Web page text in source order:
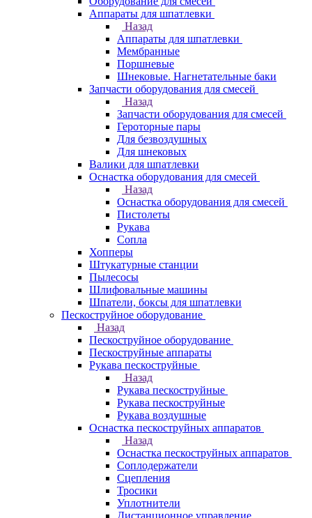
Аппараты для шпатлевки
Назад
Аппараты для шпатлевки
Мембранные
Поршневые
Шнековые. Нагнетательные баки
Запчасти оборудования для смесей
Назад
Запчасти оборудования для смесей
Героторные пары
Для безвоздушных
Для шнековых
Валики для шпатлевки
Оснастка оборудования для смесей
Назад
Оснастка оборудования для смесей
Пистолеты
Рукава
Сопла
Хопперы
Штукатурные станции
Пылесосы
Шлифовальные машины
Шпатели, боксы для шпатлевки
Пескоструйное оборудование
Назад
Пескоструйное оборудование
Пескоструйные аппараты
Рукава пескоструйные
Назад
Рукава пескоструйные
Рукава пескоструйные
Рукава воздушные
Оснастка пескоструйных аппаратов
Назад
Оснастка пескоструйных аппаратов
Соплодержатели
Сцепления
Тросики
Уплотнители
Дистанционное управление